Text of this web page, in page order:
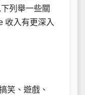
列舉一些關
收入有更深入
笑、遊戲、